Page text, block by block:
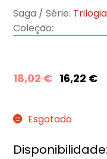
Saga / Série:
Coleção:
18,02€ 16,22 €
Esgotado
Disponibilidade: